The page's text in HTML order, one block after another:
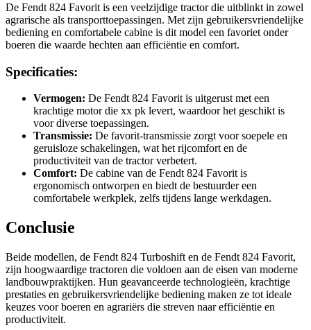
De Fendt 824 Favorit is een veelzijdige tractor die uitblinkt in zowel
agrarische als transporttoepassingen. Met zijn gebruikersvriendelijke
bediening en comfortabele cabine is dit model een favoriet onder
boeren die waarde hechten aan efficiëntie en comfort.
Specificaties:
Vermogen: De Fendt 824 Favorit is uitgerust met een
krachtige motor die xx pk levert, waardoor het geschikt is
voor diverse toepassingen.
Transmissie: De favorit-transmissie zorgt voor soepele en
geruisloze schakelingen, wat het rijcomfort en de
productiviteit van de tractor verbetert.
Comfort: De cabine van de Fendt 824 Favorit is
ergonomisch ontworpen en biedt de bestuurder een
comfortabele werkplek, zelfs tijdens lange werkdagen.
Conclusie
Beide modellen, de Fendt 824 Turboshift en de Fendt 824 Favorit,
zijn hoogwaardige tractoren die voldoen aan de eisen van moderne
landbouwpraktijken. Hun geavanceerde technologieën, krachtige
prestaties en gebruikersvriendelijke bediening maken ze tot ideale
keuzes voor boeren en agrariërs die streven naar efficiëntie en
productiviteit.